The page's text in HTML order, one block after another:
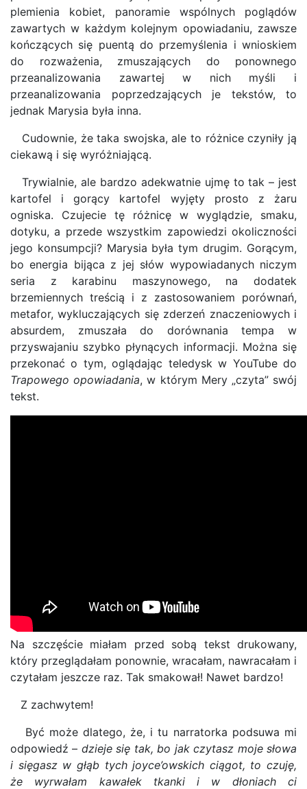
plemienia kobiet, panoramie wspólnych poglądów
zawartych w każdym kolejnym opowiadaniu, zawsze
kończących się puentą do przemyślenia i wnioskiem
do rozważenia, zmuszających do ponownego
przeanalizowania zawartej w nich myśli i
przeanalizowania poprzedzających je tekstów, to
jednak Marysia była inna.
Cudownie, że taka swojska, ale to różnice czyniły ją
ciekawą i się wyróżniającą.
Trywialnie, ale bardzo adekwatnie ujmę to tak – jest
kartofel i gorący kartofel wyjęty prosto z żaru
ogniska. Czujecie tę różnicę w wyglądzie, smaku,
dotyku, a przede wszystkim zapowiedzi okoliczności
jego konsumpcji? Marysia była tym drugim. Gorącym,
bo energia bijąca z jej słów wypowiadanych niczym
seria z karabinu maszynowego, na dodatek
brzemiennych treścią i z zastosowaniem porównań,
metafor, wykluczających się zderzeń znaczeniowych i
absurdem, zmuszała do dorównania tempa w
przyswajaniu szybko płynących informacji. Można się
przekonać o tym, oglądając teledysk w YouTube do
Trapowego opowiadania, w którym Mery „czyta” swój
tekst.
Na szczęście miałam przed sobą tekst drukowany,
który przeglądałam ponownie, wracałam, nawracałam i
czytałam jeszcze raz. Tak smakował! Nawet bardzo!
Z zachwytem!
Być może dlatego, że, i tu narratorka podsuwa mi
odpowiedź – dzieje się tak, bo jak czytasz moje słowa
i sięgasz w głąb tych joyce’owskich ciągot, to czuję,
że wyrwałam kawałek tkanki i w dłoniach ci